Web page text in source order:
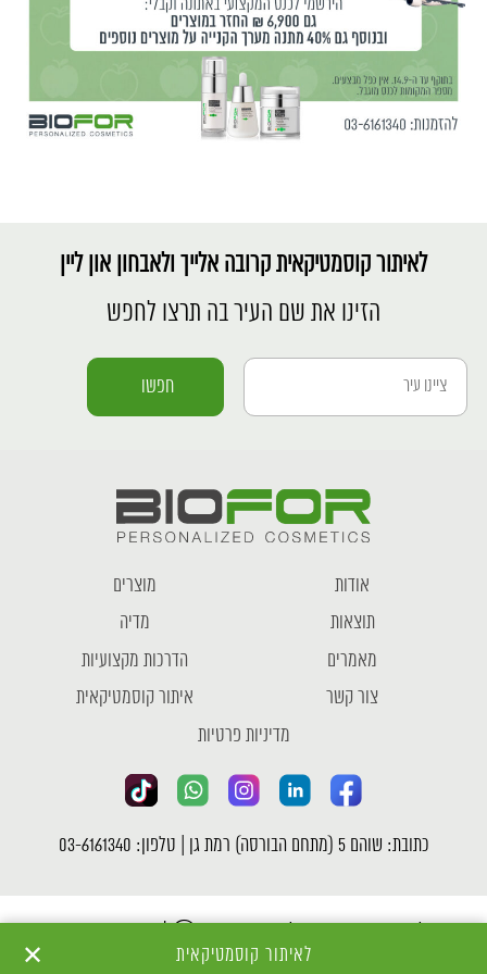
לאיתור קוסמטיקאית קרובה אלייך ולאבחון און ליין
הזינו את שם העיר בה תרצו לחפש
אודות
מוצרים
תוצאות
מדיה
מאמרים
הדרכות מקצועיות
צור קשר
איתור קוסמטיקאית
מדיניות פרטיות
כתובת: שוהם 5 (מתחם הבורסה) רמת גן | טלפון: 03-6161340
✕ לאיתור קוסמטיקאית